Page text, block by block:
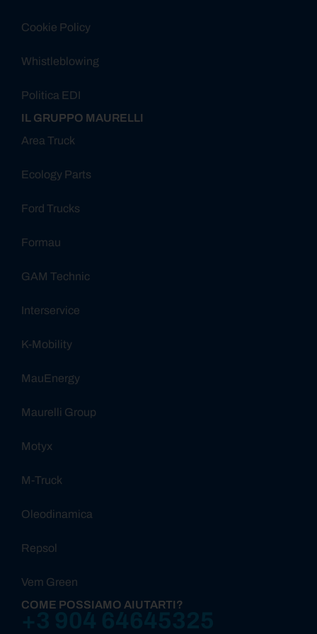
Cookie Policy
Whistleblowing
Politica EDI
IL GRUPPO MAURELLI
Area Truck
Ecology Parts
Ford Trucks
Formau
GAM Technic
Interservice
K-Mobility
MauEnergy
Maurelli Group
Motyx
M-Truck
Oleodinamica
Repsol
Vem Green
COME POSSIAMO AIUTARTI?